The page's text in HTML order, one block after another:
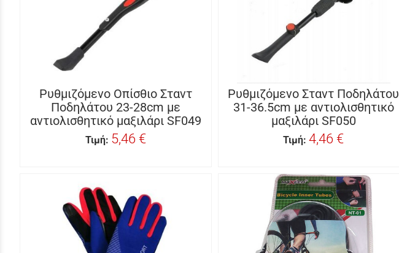
Ρυθμιζόμενο Οπίσθιο Σταντ
Ποδηλάτου 23-28cm με
αντιολισθητικό μαξιλάρι SF049
Τιμή: 5,46 €
Ρυθμιζόμενο Σταντ Ποδηλάτου
31-36.5cm με αντιολισθητικό
μαξιλάρι SF050
Τιμή: 4,46 €